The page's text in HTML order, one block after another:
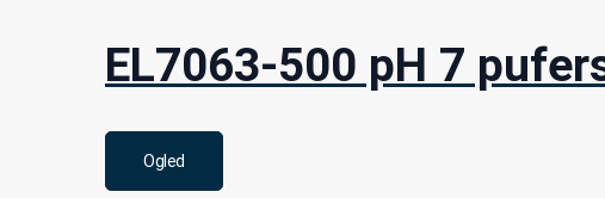
EL7063-500 pH 7
Ogled